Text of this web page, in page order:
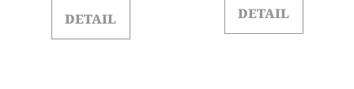
DETAIL DETAIL